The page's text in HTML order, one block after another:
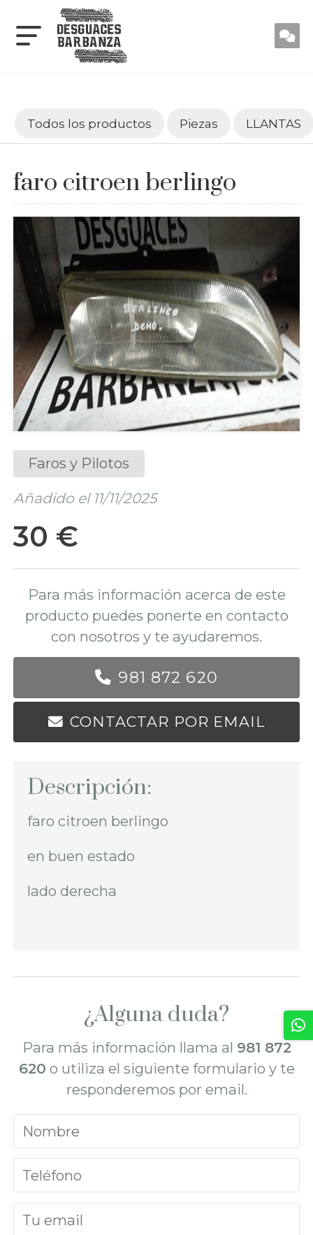
Todos los productos Piezas LLANTAS
faro citroen berlingo
Faros y Pilotos
Añadido el 11/11/2025
30 €
Para más información acerca de este
producto puedes ponerte en contacto
con nosotros y te ayudaremos.
981 872 620
CONTACTAR POR EMAIL
Descripción:
faro citroen berlingo
en buen estado
lado derecha
¿Alguna duda?
Para más información llama al 981 872
620 o utiliza el siguiente formulario y te
responderemos por email.